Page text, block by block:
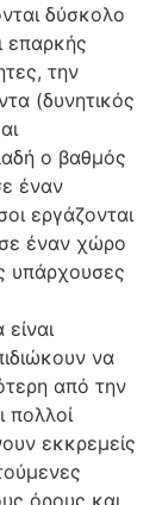
δύσκολο
επαρκής
την
(δυνητικός
ο βαθμός
έναν
εργάζονται
έναν χώρο
υπάρχουσες
να
από την
πολλοί
εκκρεμείς